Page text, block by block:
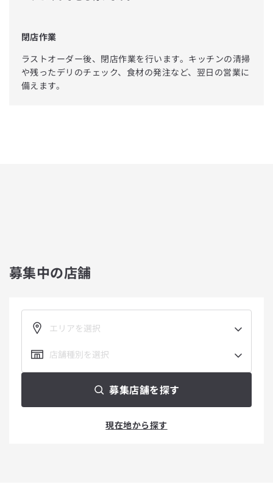
閉店作業
ラストオーダー後、閉店作業を行います。キッチンの清掃
や残ったデリのチェック、食材の発注など、翌日の営業に
備えます。
募集中の店舗
エリアを選択
店舗種別を選択
募集店舗を探す
現在地から探す